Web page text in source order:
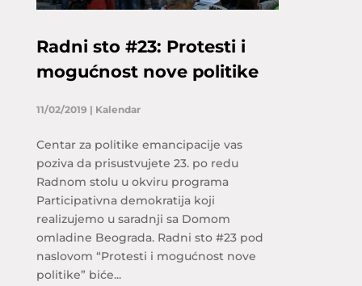
Radni sto #23: Protesti i
mogućnost nove politike
11/02/2019 | Kalendar
Centar za politike emancipacije vas
poziva da prisustvujete 23. po redu
Radnom stolu u okviru programa
Participativna demokratija koji
realizujemo u saradnji sa Domom
omladine Beograda. Radni sto #23 pod
naslovom “Protesti i mogućnost nove
politike” biće...